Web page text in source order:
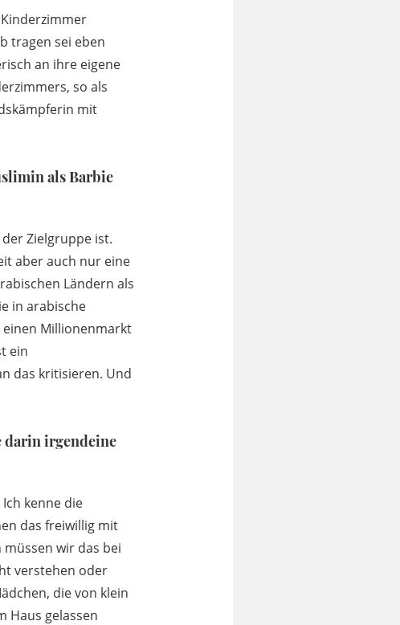
tragen sei eben
an ihre eigene
so als
mit
als Barbie
Zielgruppe ist.
aber auch nur eine
Ländern als
in arabische
einen Millionenmarkt
ein
das kritisieren. Und
darin irgendeine
kenne die
das freiwillig mit
wir das bei
verstehen oder
die von klein
Haus gelassen